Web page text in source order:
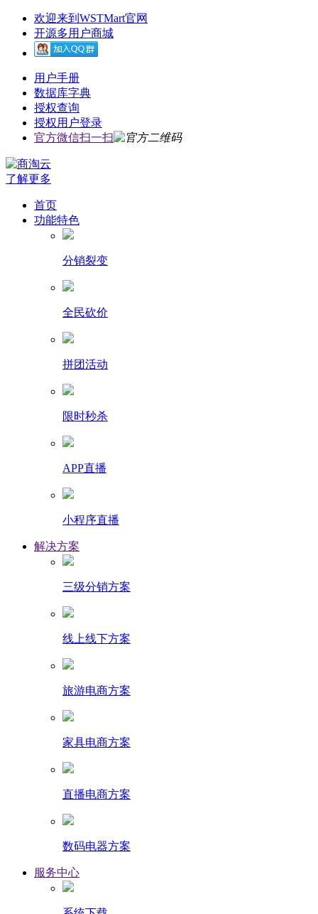
欢迎来到WSTMart官网
开源多用户商城
用户手册
数据库字典
授权查询
授权用户登录
官方微信扫一扫
了解更多
首页
功能特色
分销裂变
全民砍价
拼团活动
限时秒杀
APP直播
小程序直播
解决方案
三级分销方案
线上线下方案
旅游电商方案
家具电商方案
直播电商方案
数码电器方案
服务中心